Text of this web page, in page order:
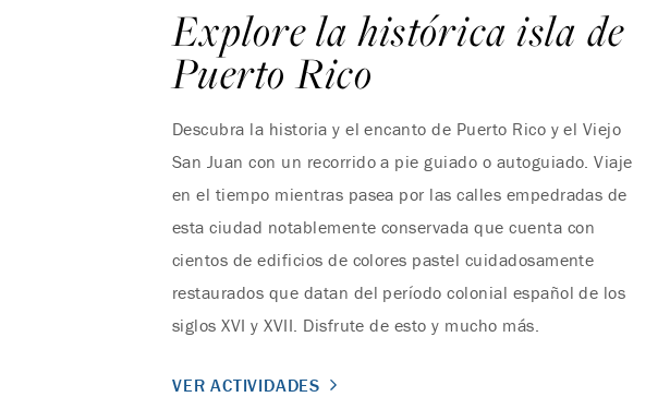
Explore la histórica isla de
Puerto Rico
Descubra la historia y el encanto de Puerto Rico y el Viejo
San Juan con un recorrido a pie guiado o autoguiado. Viaje
en el tiempo mientras pasea por las calles empedradas de
esta ciudad notablemente conservada que cuenta con
cientos de edificios de colores pastel cuidadosamente
restaurados que datan del período colonial español de los
siglos XVI y XVII. Disfrute de esto y mucho más.
VER ACTIVIDADES